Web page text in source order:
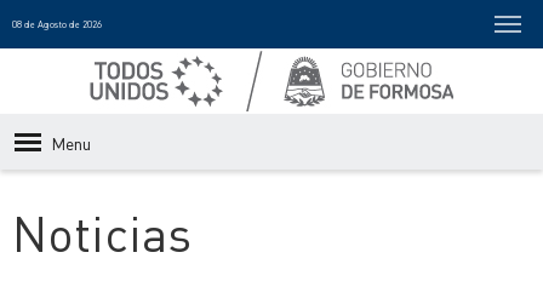
08 de Agosto de 2026
Menu
Noticias